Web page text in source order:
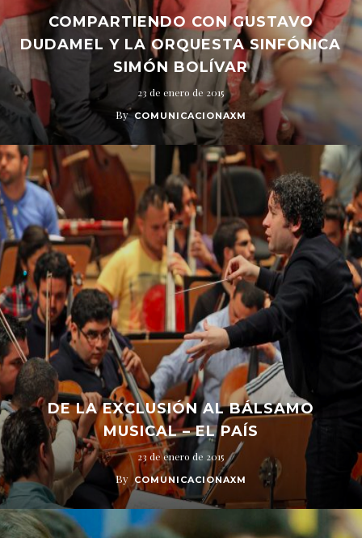
COMPARTIENDO CON GUSTAVO
DUDAMEL Y LA ORQUESTA SINFÓNICA
SIMÓN BOLÍVAR
23 de enero de 2015
By COMUNICACIONAXM
DE LA EXCLUSIÓN AL BÁLSAMO
MUSICAL – EL PAÍS
23 de enero de 2015
By COMUNICACIONAXM